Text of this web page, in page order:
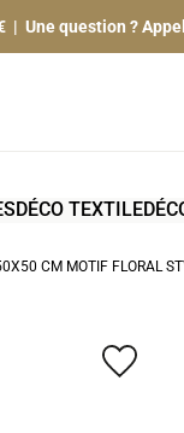
Une question ?
DÉCO TEXTILE
CM MOTIF FLORAL
favorite_border